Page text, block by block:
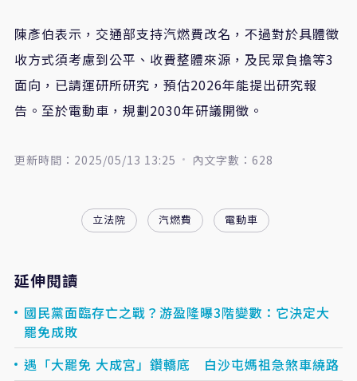
陳彥伯表示，交通部支持汽燃費改名，不過對於具體徵
收方式須考慮到公平、收費整體來源，及民眾負擔等3
面向，已請運研所研究，預估2026年能提出研究報
告。至於電動車，規劃2030年研議開徵。
更新時間：2025/05/13 13:25 內文字數：628
立法院 汽燃費 電動車
延伸閱讀
國民黨面臨存亡之戰？游盈隆曝3階變數：它決定大
罷免成敗
遇「大罷免 大成宮」鑽轎底 白沙屯媽祖急煞車繞路